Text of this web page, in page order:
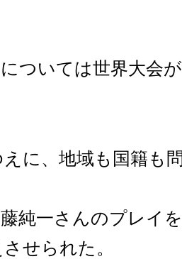
については世界大会
に、地域も国籍も
純一さんのプレイ
せられた。